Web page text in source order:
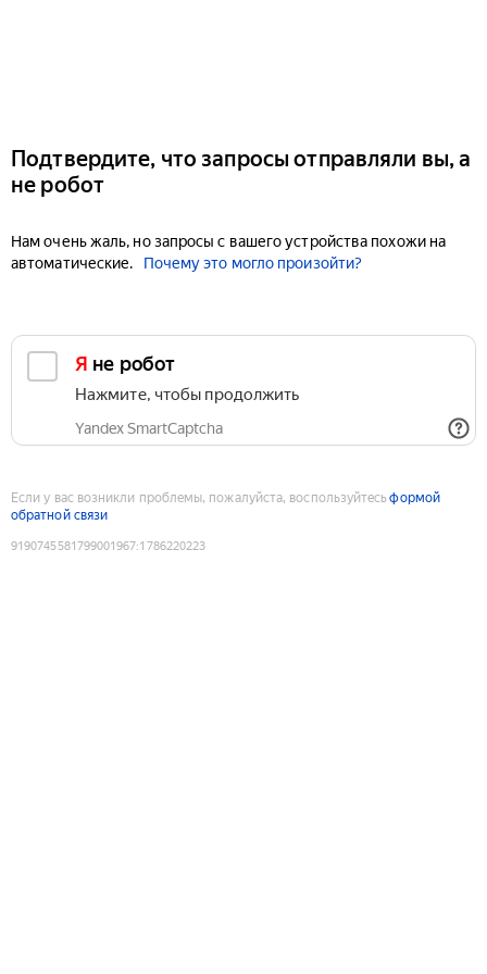
Подтвердите, что запросы отправляли вы, а
не робот
Нам очень жаль, но запросы с вашего устройства похожи на
автоматические.
Почему это могло произойти?
Я не робот
Нажмите, чтобы продолжить
Yandex SmartCaptcha
Если у вас возникли проблемы, пожалуйста, воспользуйтесьформой
обратной связи
9190745581799001967:1786220223